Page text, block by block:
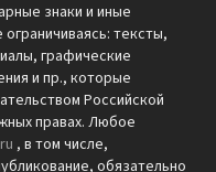
знаки и иные
тексты,
графические
и пр., которые
Российской
правах. Любое
, в том числе,
обязательно